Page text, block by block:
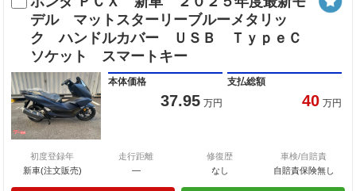
デル マットスターリーブルーメタリッ
ク ハンドルカバー ＵＳＢ ＴｙｐｅＣ
ソケット スマートキー
本体価格
37.95 万円
支払総額
40 万円
初度登録年
新車(注文販売)
走行距離
―
修復歴
なし
車検/自賠責
自賠責保険無し